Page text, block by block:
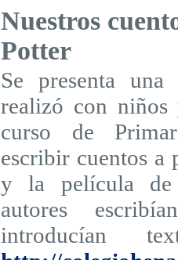
Nuestros
Potter
Se presenta
realizó con niños
curso de
escribir cuentos a
y la película de
autores
introducían